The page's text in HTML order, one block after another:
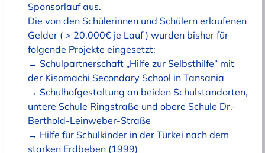
Sponsorlauf aus.
Die von den Schülerinnen und Schülern erlaufenen
Gelder ( > 20.000€ je Lauf ) wurden bisher für
folgende Projekte eingesetzt:
→ Schulpartnerschaft „Hilfe zur Selbsthilfe“ mit
der Kisomachi Secondary School in Tansania
→ Schulhofgestaltung an beiden Schulstandorten,
untere Schule Ringstraße und obere Schule Dr.-
Berthold-Leinweber-Straße
→ Hilfe für Schulkinder in der Türkei nach dem
starken Erdbeben (1999)